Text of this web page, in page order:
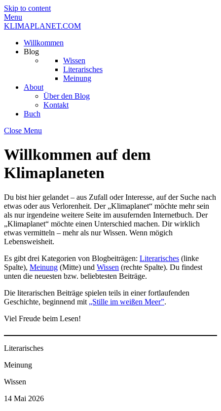
Skip to content
Menu
KLIMAPLANET.COM
Willkommen
Blog
Wissen
Literarisches
Meinung
About
Über den Blog
Kontakt
Buch
Close Menu
Willkommen auf dem
Klimaplaneten
Du bist hier gelandet – aus Zufall oder Interesse, auf der Suche nach
etwas oder aus Verlorenheit. Der „Klimaplanet“ möchte mehr sein
als nur irgendeine weitere Seite im ausufernden Internetbuch. Der
„Klimaplanet“ möchte einen Unterschied machen. Dir wirklich
etwas vermitteln – mehr als nur Wissen. Wenn mögich
Lebensweisheit.
Es gibt drei Kategorien von Blogbeiträgen: Literarisches (linke
Spalte), Meinung (Mitte) und Wissen (rechte Spalte). Du findest
unten die neuesten bzw. beliebtesten Beiträge.
Die literarischen Beiträge spielen teils in einer fortlaufenden
Geschichte, beginnend mit „Stille im weißen Meer”.
Viel Freude beim Lesen!
Literarisches
Meinung
Wissen
14 Mai 2026